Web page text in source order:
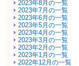
2023年8月の一覧
2023年7月の一覧
2023年6月の一覧
2023年5月の一覧
2023年4月の一覧
2023年3月の一覧
2023年2月の一覧
2023年1月の一覧
2022年12月の一覧